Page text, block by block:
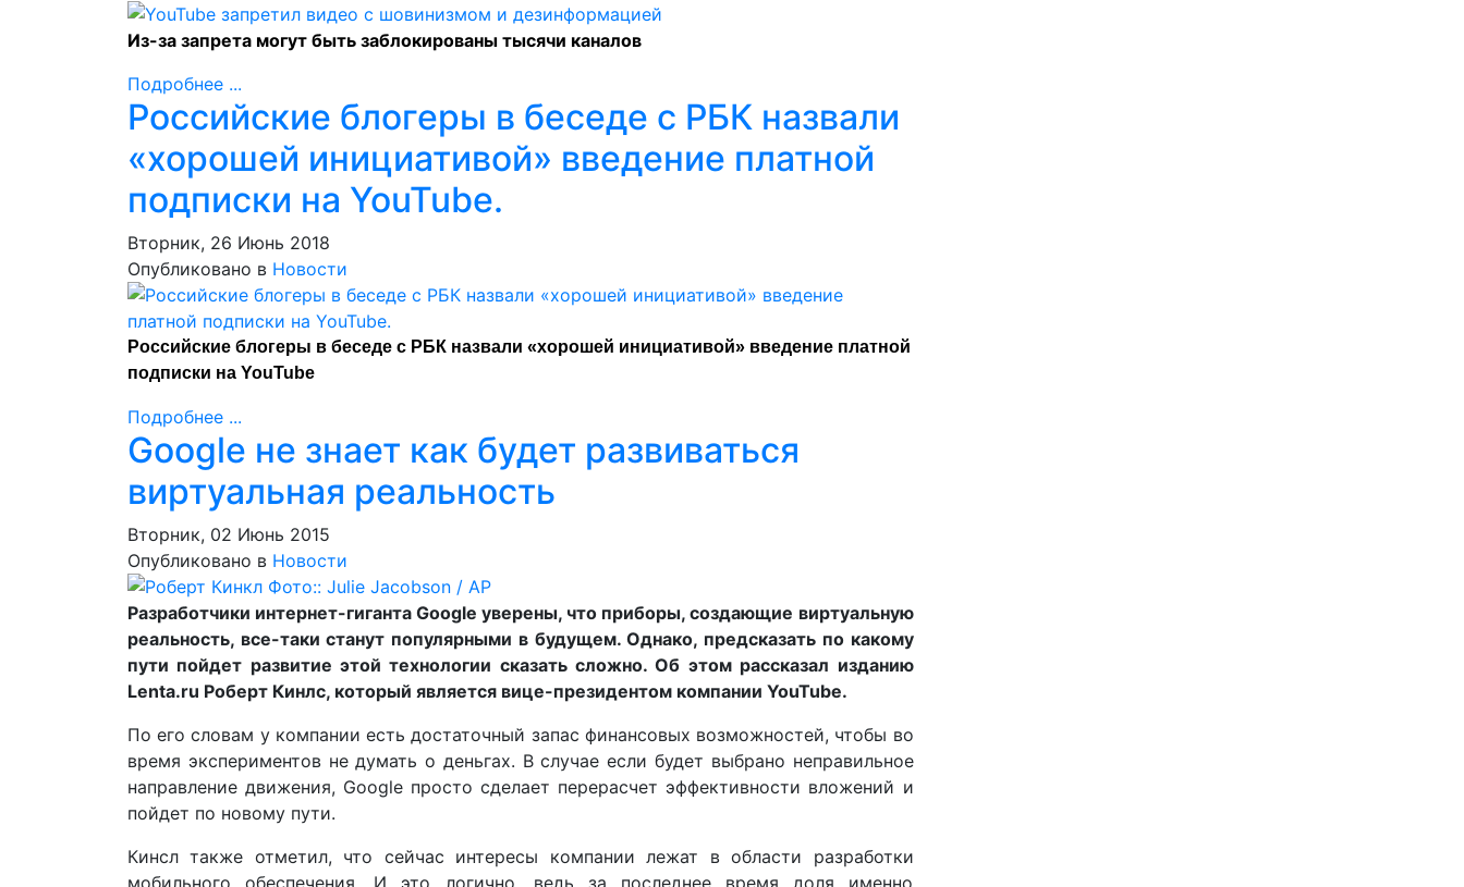
Из-за запрета могут быть заблокированы тысячи каналов
Подробнее ...
Российские блогеры в беседе с РБК назвали
«хорошей инициативой» введение платной
подписки на YouTube.
Вторник, 26 Июнь 2018
Опубликовано в Новости
Российские блогеры в беседе с РБК назвали «хорошей инициативой» введение платной
подписки на YouTube
Подробнее ...
Google не знает как будет развиваться
виртуальная реальность
Вторник, 02 Июнь 2015
Опубликовано в Новости
Разработчики интернет-гиганта Google уверены, что приборы, создающие виртуальную
реальность, все-таки станут популярными в будущем. Однако, предсказать по какому
пути пойдет развитие этой технологии сказать сложно. Об этом рассказал изданию
Lenta.ru Роберт Кинлс, который является вице-президентом компании YouTube.
По его словам у компании есть достаточный запас финансовых возможностей, чтобы во
время экспериментов не думать о деньгах. В случае если будет выбрано неправильное
направление движения, Google просто сделает перерасчет эффективности вложений и
пойдет по новому пути.
Кинсл также отметил, что сейчас интересы компании лежат в области разработки
мобильного обеспечения. И это логично, ведь за последнее время доля именно